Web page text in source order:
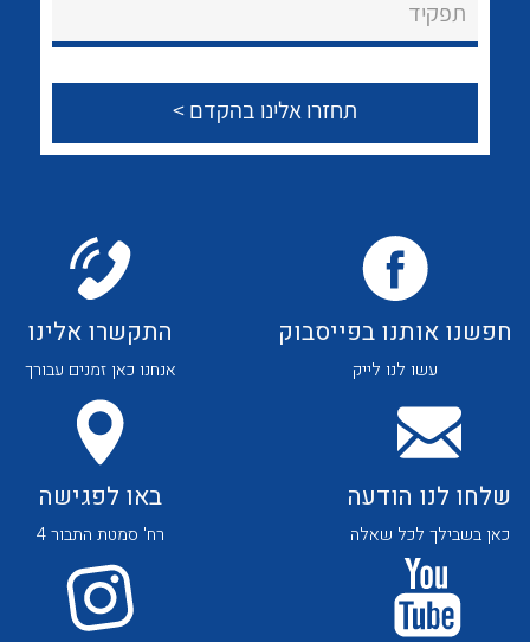
צור קשר
לכל מוצרי היצרן
לכל מוצרי היצרן לכל מוצרי היצרן
תפקיד
חפשנו אותנו בפייסבוק
עשו לנו לייק
התקשרו אלינו
אנחנו כאן זמנים עבורך
שלחו לנו הודעה
כאן בשבילך לכל שאלה
באו לפגישה
רח' סמטת התבור 4